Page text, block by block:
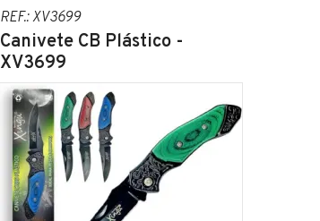
REF.: XV3699
Canivete CB Plástico -
XV3699